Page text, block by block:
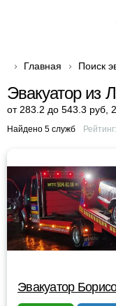
Главная Поиск
Эвакуатор из
от 283.2 до 543.3 руб
Найдено 5 служб Рейтинг:
Эвакуатор